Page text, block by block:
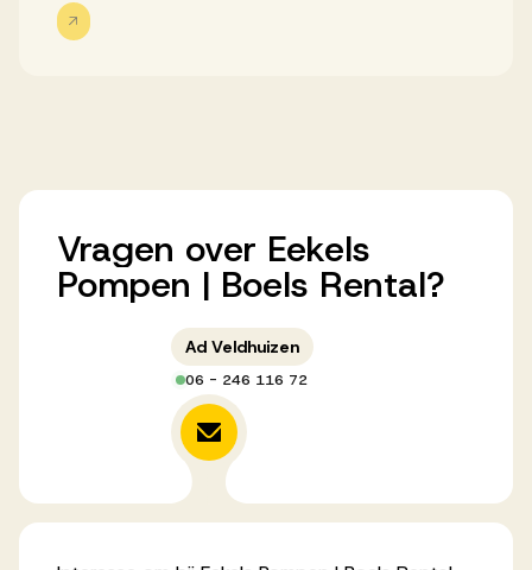
Ons team
Werken bij AV
Vragen over Eekels
Pompen | Boels Rental?
Ad Veldhuizen
06 - 246 116 72